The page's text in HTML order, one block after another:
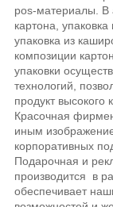
pos-материалы. В
картона,
упаковка из
композиции
упаковки
технологий,
продукт высокого
Красочная
иным
корпоративных
Подарочная и
производится
в
обеспечивает